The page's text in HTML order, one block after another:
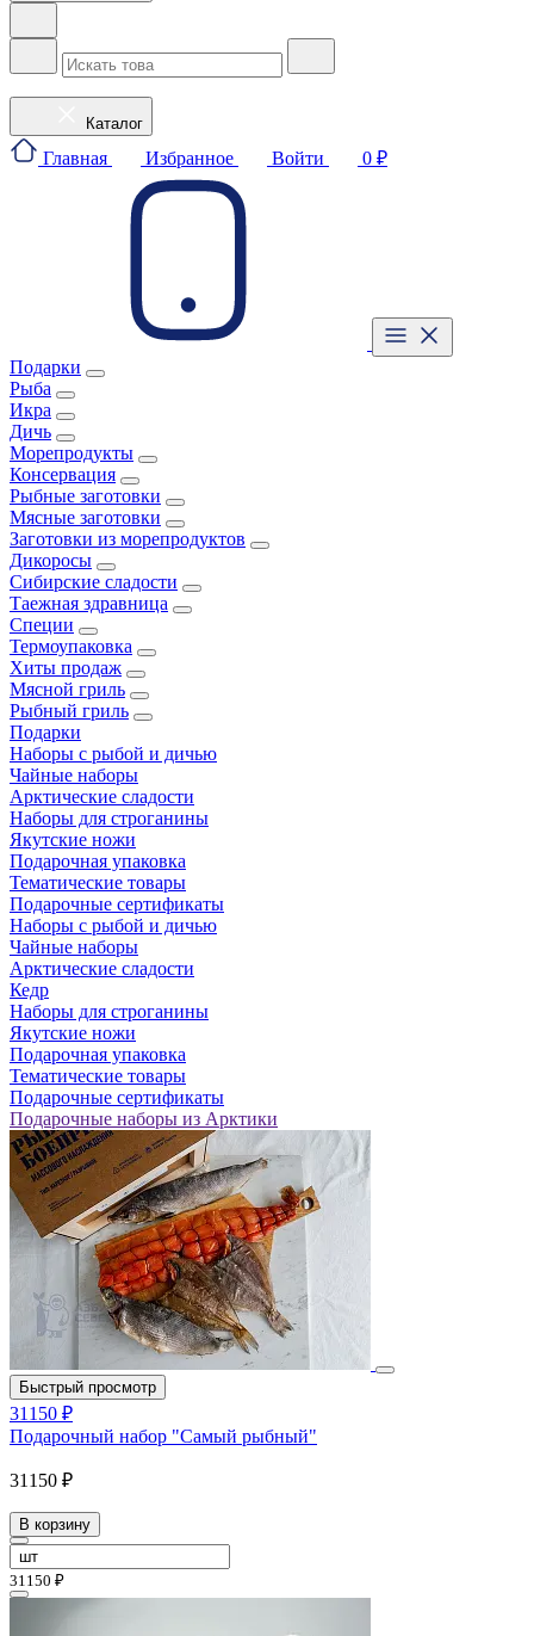
Каталог
Главная Избранное Войти 0 ₽
Подарки
Рыба
Икра
Дичь
Морепродукты
Консервация
Рыбные заготовки
Мясные заготовки
Заготовки из морепродуктов
Дикоросы
Сибирские сладости
Таежная здравница
Специи
Термоупаковка
Хиты продаж
Мясной гриль
Рыбный гриль
Подарки
Наборы с рыбой и дичью
Чайные наборы
Арктические сладости
Наборы для строганины
Якутские ножи
Подарочная упаковка
Тематические товары
Подарочные сертификаты
Наборы с рыбой и дичью
Чайные наборы
Арктические сладости
Кедр
Наборы для строганины
Якутские ножи
Подарочная упаковка
Тематические товары
Подарочные сертификаты
Подарочные наборы из Арктики
Быстрый просмотр
31150 ₽
Подарочный набор "Самый рыбный"
31150 ₽
В корзину
31150 ₽